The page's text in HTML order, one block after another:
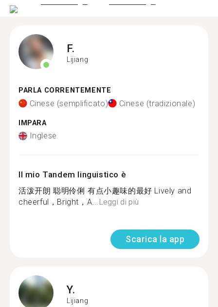
F.
Lijiang
PARLA CORRENTEMENTE
Cinese (semplificato) Cinese (tradizionale)
IMPARA
Inglese
Il mio Tandem linguistico è
活泼开朗 聪明伶俐 有点小趣味的最好 Lively and
cheerful，Bright，A...Leggi di più
Scarica la app
Y.
Lijiang